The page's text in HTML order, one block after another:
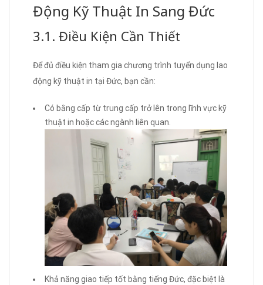
Động Kỹ Thuật In Sang Đức
3.1. Điều Kiện Cần Thiết
Để đủ điều kiện tham gia chương trình tuyển dụng lao
động kỹ thuật in tại Đức, bạn cần:
Có bằng cấp từ trung cấp trở lên trong lĩnh vực kỹ
thuật in hoặc các ngành liên quan.
Khả năng giao tiếp tốt bằng tiếng Đức, đặc biệt là